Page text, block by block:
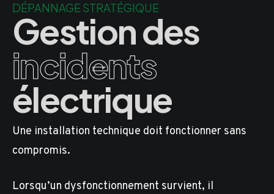
DÉPANNAGE STRATÉGIQUE
Gestion des
incidents
électrique
Une installation technique doit fonctionner sans
compromis.
Lorsqu’un dysfonctionnement survient, il